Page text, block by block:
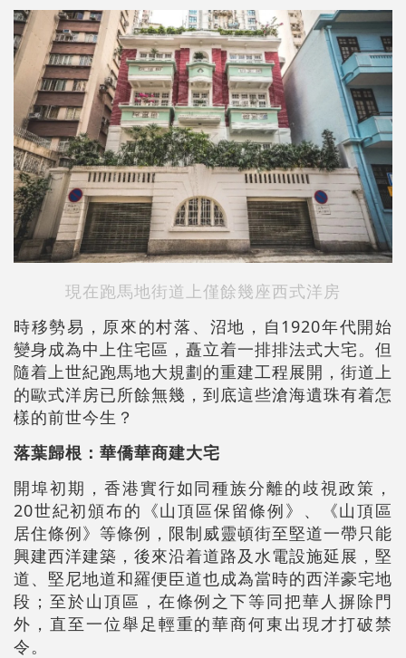
現在跑馬地街道上僅餘幾座西式洋房
時移勢易，原來的村落、沼地，自1920年代開始
變身成為中上住宅區，矗立着一排排法式大宅。但
隨着上世紀跑馬地大規劃的重建工程展開，街道上
的歐式洋房已所餘無幾，到底這些滄海遺珠有着怎
樣的前世今生？
落葉歸根：華僑華商建大宅
開埠初期，香港實行如同種族分離的歧視政策，
20世紀初頒布的《山頂區保留條例》、《山頂區
居住條例》等條例，限制威靈頓街至堅道一帶只能
興建西洋建築，後來沿着道路及水電設施延展，堅
道、堅尼地道和羅便臣道也成為當時的西洋豪宅地
段；至於山頂區，在條例之下等同把華人摒除門
外，直至一位舉足輕重的華商何東出現才打破禁
令。